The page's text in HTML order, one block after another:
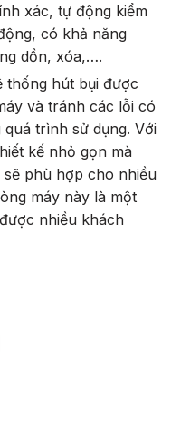
xác, tự động kiểm
có khả năng
dồn, xóa,….
thống hút bụi được
và tránh các lỗi có
trình sử dụng. Với
kế nhỏ gọn mà
phù hợp cho nhiều
máy này là một
nhiều khách